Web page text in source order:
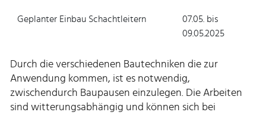
Geplanter Einbau Schachtleitern
07.05. bis
09.05.2025
Durch die verschiedenen Bautechniken die zur
Anwendung kommen, ist es notwendig,
zwischendurch Baupausen einzulegen. Die Arbeiten
sind witterungsabhängig und können sich bei